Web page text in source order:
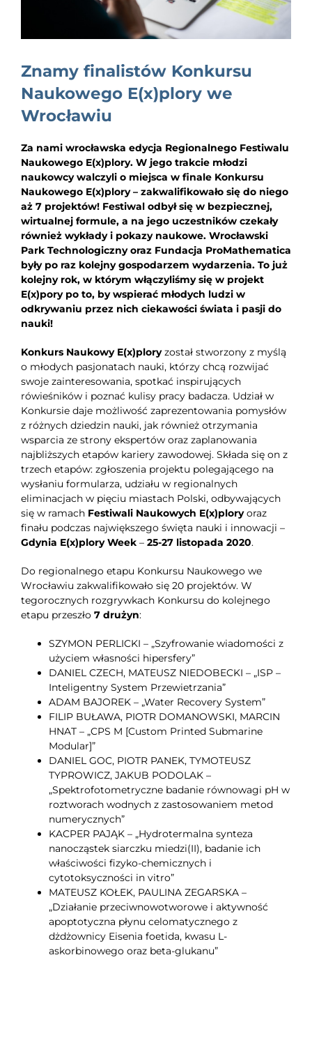
NEWS
BLOG
KONTAKT
Znamy finalistów Konkursu
Naukowego E(x)plory we
Wrocławiu
Za nami wrocławska edycja Regionalnego Festiwalu
Naukowego E(x)plory. W jego trakcie młodzi
naukowcy walczyli o miejsca w finale Konkursu
Naukowego E(x)plory – zakwalifikowało się do niego
aż 7 projektów! Festiwal odbył się w bezpiecznej,
wirtualnej formule, a na jego uczestników czekały
również wykłady i pokazy naukowe. Wrocławski
Park Technologiczny oraz Fundacja ProMathematica
były po raz kolejny gospodarzem wydarzenia. To już
kolejny rok, w którym włączyliśmy się w projekt
E(x)pory po to, by wspierać młodych ludzi w
odkrywaniu przez nich ciekawości świata i pasji do
nauki!
Konkurs Naukowy E(x)ploryzostał stworzony z myślą
o młodych pasjonatach nauki, którzy chcą rozwijać
swoje zainteresowania, spotkać inspirujących
rówieśników i poznać kulisy pracy badacza. Udział w
Konkursie daje możliwość zaprezentowania pomysłów
z różnych dziedzin nauki, jak również otrzymania
wsparcia ze strony ekspertów oraz zaplanowania
najbliższych etapów kariery zawodowej. Składa się on z
trzech etapów: zgłoszenia projektu polegającego na
wysłaniu formularza, udziału w regionalnych
eliminacjach w pięciu miastach Polski, odbywających
się w ramach Festiwali Naukowych E(x)ploryoraz
finału podczas największego święta nauki i innowacji –
Gdynia E(x)plory Week– 25-27 listopada 2020.
Do regionalnego etapu Konkursu Naukowego we
Wrocławiu zakwalifikowało się 20 projektów. W
tegorocznych rozgrywkach Konkursu do kolejnego
etapu przeszło 7 drużyn:
SZYMON PERLICKI – „Szyfrowanie wiadomości z
użyciem własności hipersfery”
DANIEL CZECH, MATEUSZ NIEDOBECKI – „ISP –
Inteligentny System Przewietrzania”
ADAM BAJOREK – „Water Recovery System”
FILIP BUŁAWA, PIOTR DOMANOWSKI, MARCIN
HNAT – „CPS M [Custom Printed Submarine
Modular]”
DANIEL GOC, PIOTR PANEK, TYMOTEUSZ
TYPROWICZ, JAKUB PODOLAK –
„Spektrofotometryczne badanie równowagi pH w
roztworach wodnych z zastosowaniem metod
numerycznych”
KACPER PAJĄK – „Hydrotermalna synteza
nanocząstek siarczku miedzi(II), badanie ich
właściwości fizyko-chemicznych i
cytotoksyczności in vitro”
MATEUSZ KOŁEK, PAULINA ZEGARSKA –
„Działanie przeciwnowotworowe i aktywność
apoptotyczna płynu celomatycznego z
dżdżownicy Eisenia foetida, kwasu L-
askorbinowego oraz beta-glukanu”